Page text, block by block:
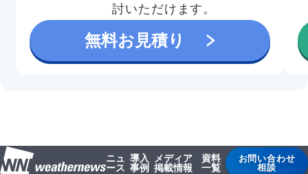
討いただけます。
無料お見積り
ニュ
ース
導入
事例
メディア
掲載情報
資料
一覧
お問い合わせ
相談